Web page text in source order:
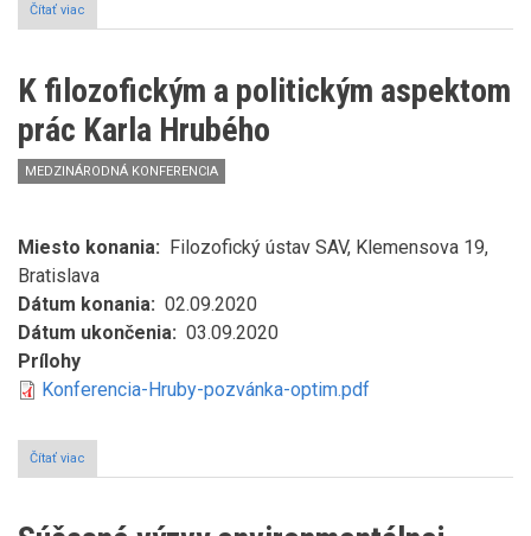
Čítať viac
Filozofické
neistoty
podoby
K filozofickým a politickým aspektom
prác Karla Hrubého
MEDZINÁRODNÁ KONFERENCIA
Miesto konania
Filozofický ústav SAV, Klemensova 19,
Bratislava
Dátum konania
02.09.2020
Dátum ukončenia
03.09.2020
Prílohy
Konferencia-Hruby-pozvánka-optim.pdf
Čítať viac
K